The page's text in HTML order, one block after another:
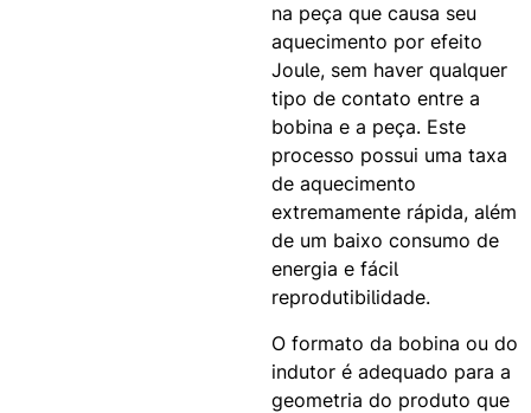
na peça que causa seu
aquecimento por efeito
Joule, sem haver qualquer
tipo de contato entre a
bobina e a peça. Este
processo possui uma taxa
de aquecimento
extremamente rápida, além
de um baixo consumo de
energia e fácil
reprodutibilidade.
O formato da bobina ou do
indutor é adequado para a
geometria do produto que